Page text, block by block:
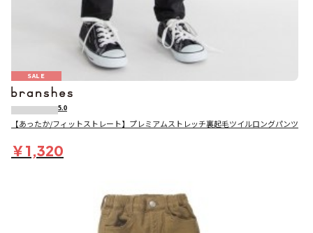
SALE
5.0
【あったか/フィットストレート】プレミアムストレッチ裏起毛ツイルロングパンツ
￥1,320